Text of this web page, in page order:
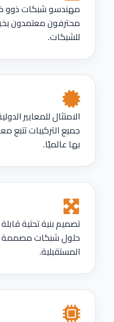
مهندسو شبكات ذوو
محترفون معتمدون
للشبكات.
الامتثال للمعايير
جميع التركيبات تتبع
بها عالميًا.
تصميم بنية تحتية
حلول شبكات مصممة
المستقبلية.